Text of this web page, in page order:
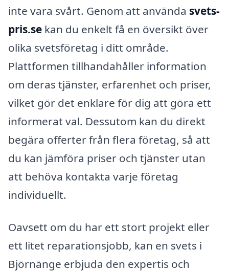
inte vara svårt. Genom att använda svets-
pris.se kan du enkelt få en översikt över
olika svetsföretag i ditt område.
Plattformen tillhandahåller information
om deras tjänster, erfarenhet och priser,
vilket gör det enklare för dig att göra ett
informerat val. Dessutom kan du direkt
begära offerter från flera företag, så att
du kan jämföra priser och tjänster utan
att behöva kontakta varje företag
individuellt.
Oavsett om du har ett stort projekt eller
ett litet reparationsjobb, kan en svets i
Björnänge erbjuda den expertis och